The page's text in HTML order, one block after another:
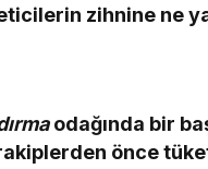
zihnine ne
odağında bir
önce